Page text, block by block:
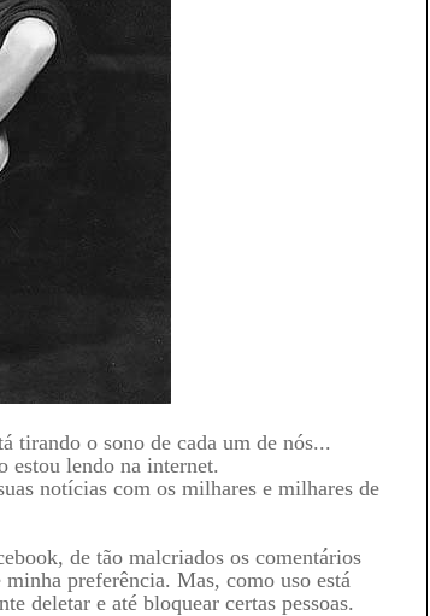
tirando o sono de cada um de nós...
estou lendo na internet.
notícias com os milhares e milhares de
de tão malcriados os comentários
preferência. Mas, como uso está
deletar e até bloquear certas pessoas.